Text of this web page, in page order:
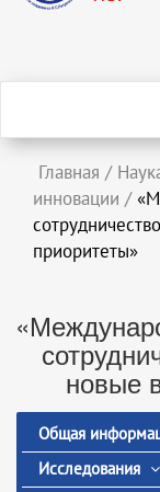
Главная /
инновации /
приоритеты»
новые
Общая
Исследования